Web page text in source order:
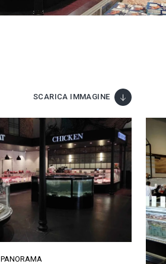
SCARICA IMMAGINE
PANORAMA